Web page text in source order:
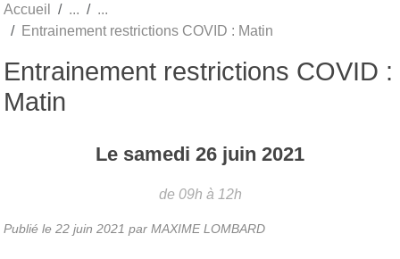
Accueil
Entrainement restrictions COVID : Matin
Entrainement restrictions COVID :
Matin
Le samedi 26 juin 2021
de 09h à 12h
Publié le 22 juin 2021 par MAXIME LOMBARD